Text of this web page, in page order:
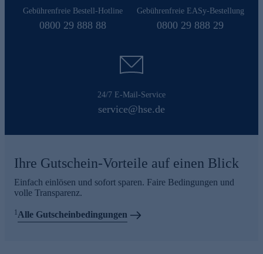
Gebührenfreie Bestell-Hotline
0800 29 888 88
Gebührenfreie EASy-Bestellung
0800 29 888 29
24/7 E-Mail-Service
service@hse.de
Ihre Gutschein-Vorteile auf einen Blick
Einfach einlösen und sofort sparen. Faire Bedingungen und
volle Transparenz.
1Alle Gutscheinbedingungen